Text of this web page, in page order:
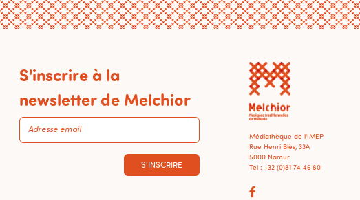
S'inscrire à la
newsletter de Melchior
S'INSCRIRE
Médiathèque de l'IMEP
Rue Henri Blès, 33A
5000 Namur
Tel : +32 (0)81 74 46 80